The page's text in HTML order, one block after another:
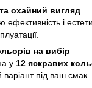
охайний вигляд
ефективність і
на вибір
у 12 яскравих
під ваш смак.